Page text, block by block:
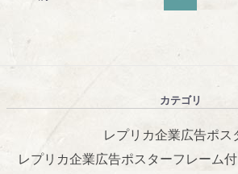
カテゴリ
レプリカ企業広告ポス
レプリカ企業広告ポスターフレーム付